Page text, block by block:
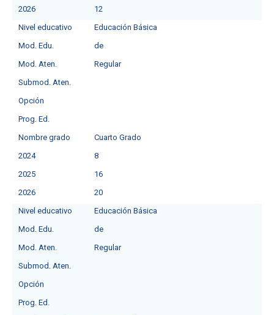
2026
12
Nivel educativo
Educación Básica
Mod. Edu.
deㅤ
Mod. Aten.
Regular
Submod. Aten.
Opción
Prog. Ed.
Nombre grado
Cuarto Grado
2024
8
2025
16
2026
20
Nivel educativo
Educación Básica
Mod. Edu.
deㅤ
Mod. Aten.
Regular
Submod. Aten.
Opción
Prog. Ed.